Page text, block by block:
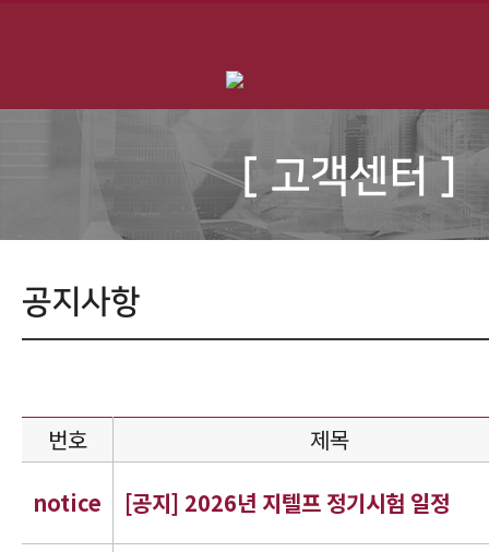
[ 고객센터 ]
공지사항
번호
제목
notice
[공지] 2026년 지텔프 정기시험 일정